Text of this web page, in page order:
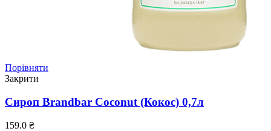
Порівняти
Закрити
Сироп Brandbar Coconut (Кокос) 0,7л
159.0 ₴